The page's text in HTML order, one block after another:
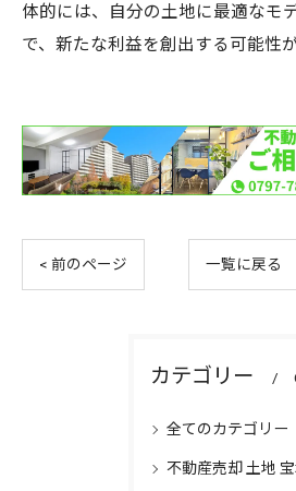
体的には、自分の土地に最適なモ
で、新たな利益を創出する可能性が
< 前のページ 一覧に戻る
カテゴリー
全てのカテゴリー
不動産売却 土地